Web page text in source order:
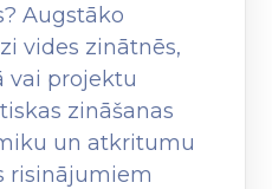
Augstāko
vides zinātnēs,
vai projektu
zināšanas
un atkritumu
risinājumiem